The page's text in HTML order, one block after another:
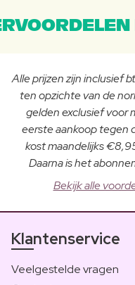
Alle prijzen zijn inclusief
ten opzichte van de
gelden exclusief voor
eerste aankoop tegen
kost maandelijks
Daarna is het
Bekijk alle
Klantenservice
Veelgestelde vragen